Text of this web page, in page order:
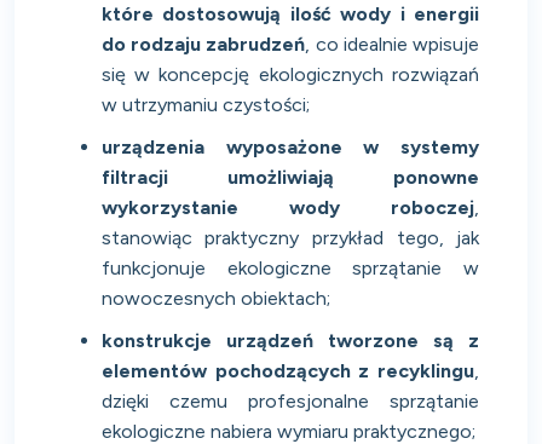
które dostosowują ilość wody i energii
do rodzaju zabrudzeń , co idealnie wpisuje
się w koncepcję ekologicznych rozwiązań
w utrzymaniu czystości;
urządzenia wyposażone w systemy
filtracji umożliwiają ponowne
wykorzystanie wody roboczej
stanowiąc praktyczny przykład tego, jak
funkcjonuje ekologiczne sprzątanie w
nowoczesnych obiektach;
konstrukcje urządzeń tworzone są z
elementów pochodzących z recyklingu
dzięki czemu profesjonalne sprzątanie
ekologiczne nabiera wymiaru praktycznego;